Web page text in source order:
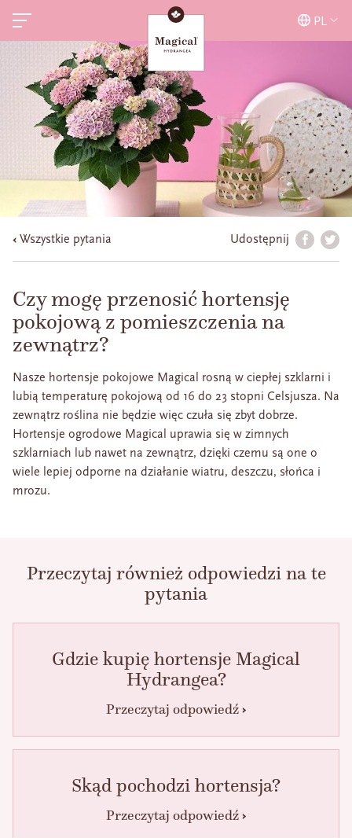
PL
Wszystkie pytania Udostępnij
Czy mogę przenosić hortensję
pokojową z pomieszczenia na
zewnątrz?
Nasze hortensje pokojowe Magical rosną w ciepłej szklarni i
lubią temperaturę pokojową od 16 do 23 stopni Celsjusza. Na
zewnątrz roślina nie będzie więc czuła się zbyt dobrze.
Hortensje ogrodowe Magical uprawia się w zimnych
szklarniach lub nawet na zewnątrz, dzięki czemu są one o
wiele lepiej odporne na działanie wiatru, deszczu, słońca i
mrozu.
Przeczytaj również odpowiedzi na te
pytania
Gdzie kupię hortensje Magical
Hydrangea?
Przeczytaj odpowiedź
Skąd pochodzi hortensja?
Przeczytaj odpowiedź